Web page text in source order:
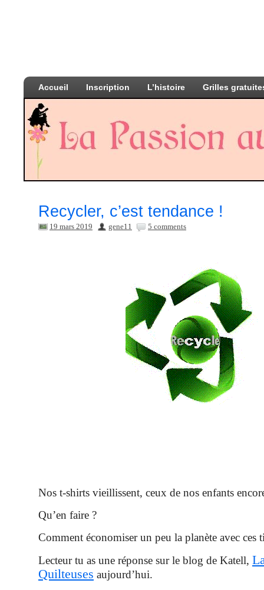
Accueil Inscription L’histoire Grilles
Recycler, c’est tendance !
19 mars 2019 gene11 5 comments
Nos t-shirts vieillissent, ceux de nos enfants
Qu’en faire ?
Comment économiser un peu la planète avec ces
Lecteur tu as une réponse sur le blog de Katell,
Quilteuses aujourd’hui.